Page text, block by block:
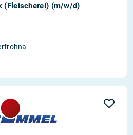
(Fleischerei) (m/w/d)